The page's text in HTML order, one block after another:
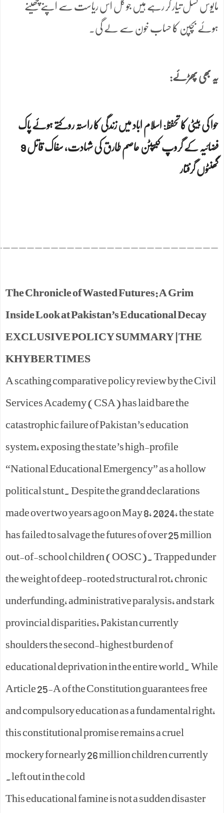
مایوس نسل تیار کر رہے ہیں جو کل اس ریاست سے اپنے چھینے
ہوئے بچپن کا حساب خون سے لے گی۔
یہ بھی پھڑئے:
حوا کی بیٹی کا تحفظ: اسلام اباد میں زندگی کا راستہ روکتے ہوئے پاک
فضائیہ کے گروپ کیپٹن عاصم طارق کی شہادت، سفاک قاتل 9
گھنٹوں گرفتار
The Chronicle of Wasted Futures: A Grim
Inside Look at Pakistan’s Educational Decay
EXCLUSIVE POLICY SUMMARY | THE
KHYBER TIMES
A scathing comparative policy review by the Civil
Services Academy (CSA) has laid bare the
catastrophic failure of Pakistan’s education
system, exposing the state’s high-profile
“National Educational Emergency” as a hollow
political stunt. Despite the grand declarations
made over two years ago on May 8, 2024, the state
has failed to salvage the futures of over 25 million
out-of-school children (OOSC). Trapped under
the weight of deep-rooted structural rot, chronic
underfunding, administrative paralysis, and stark
provincial disparities, Pakistan currently
shoulders the second-highest burden of
educational deprivation in the entire world. While
Article 25-A of the Constitution guarantees free
and compulsory education as a fundamental right,
this constitutional promise remains a cruel
mockery for nearly 26 million children currently
left out in the cold.
This educational famine is not a sudden disaster